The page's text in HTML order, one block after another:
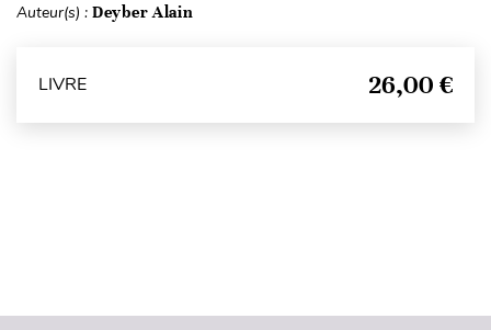
Auteur(s) : Deyber Alain
LIVRE 26,00 €